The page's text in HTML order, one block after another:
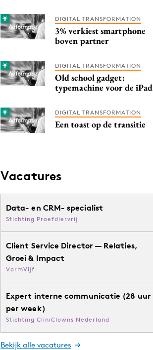
DIGITAL TRANSFORMATION
3% verkiest smartphone
boven partner
DIGITAL TRANSFORMATION
Old school gadget:
typemachine voor de iPad
DIGITAL TRANSFORMATION
Een toast op de transitie
Vacatures
Data- en CRM- specialist
Stichting Proefdiervrij
Client Service Director — Relaties,
Groei & Impact
VormVijf
Expert interne communicatie (28 uur
per week)
Stichting CliniClowns Nederland
Bekijk alle vacatures